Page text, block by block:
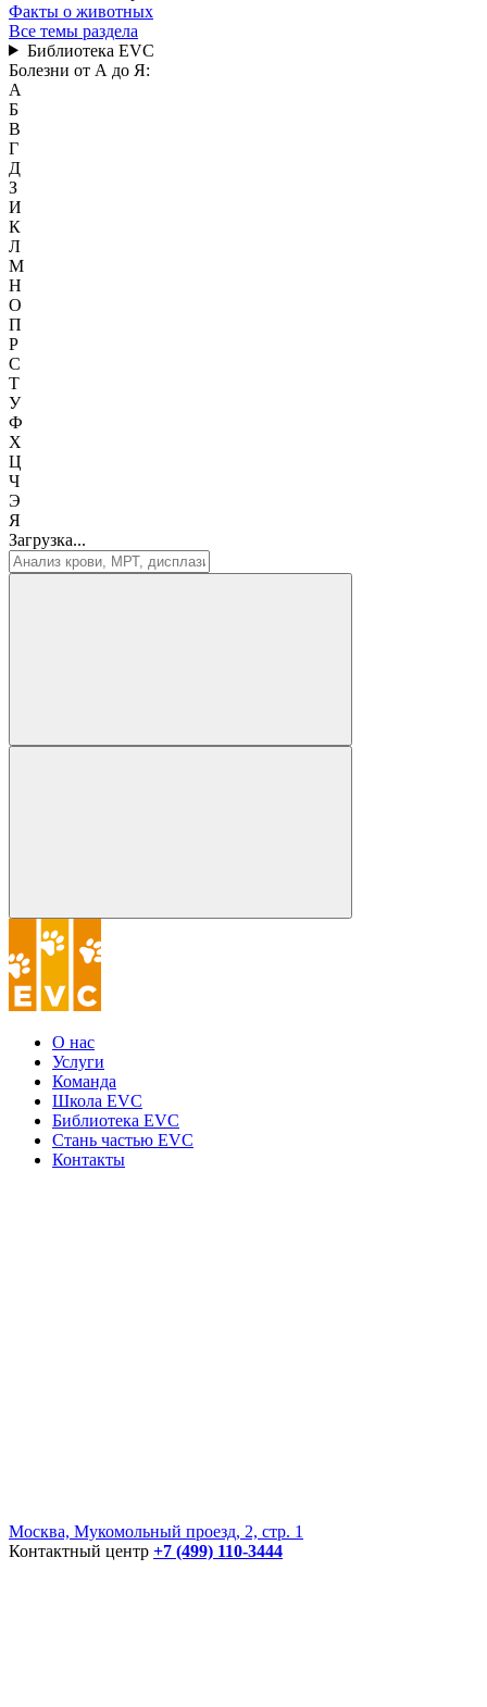
Факты о животных
Все темы раздела
Библиотека EVC
Болезни от А до Я:
А
Б
В
Г
Д
З
И
К
Л
М
Н
О
П
Р
С
Т
У
Ф
Х
Ц
Ч
Э
Я
Загрузка...
О нас
Услуги
Команда
Школа EVC
Библиотека EVC
Стань частью EVC
Контакты
Москва, Мукомольный проезд, 2, стр. 1
Контактный центр +7 (499) 110-3444